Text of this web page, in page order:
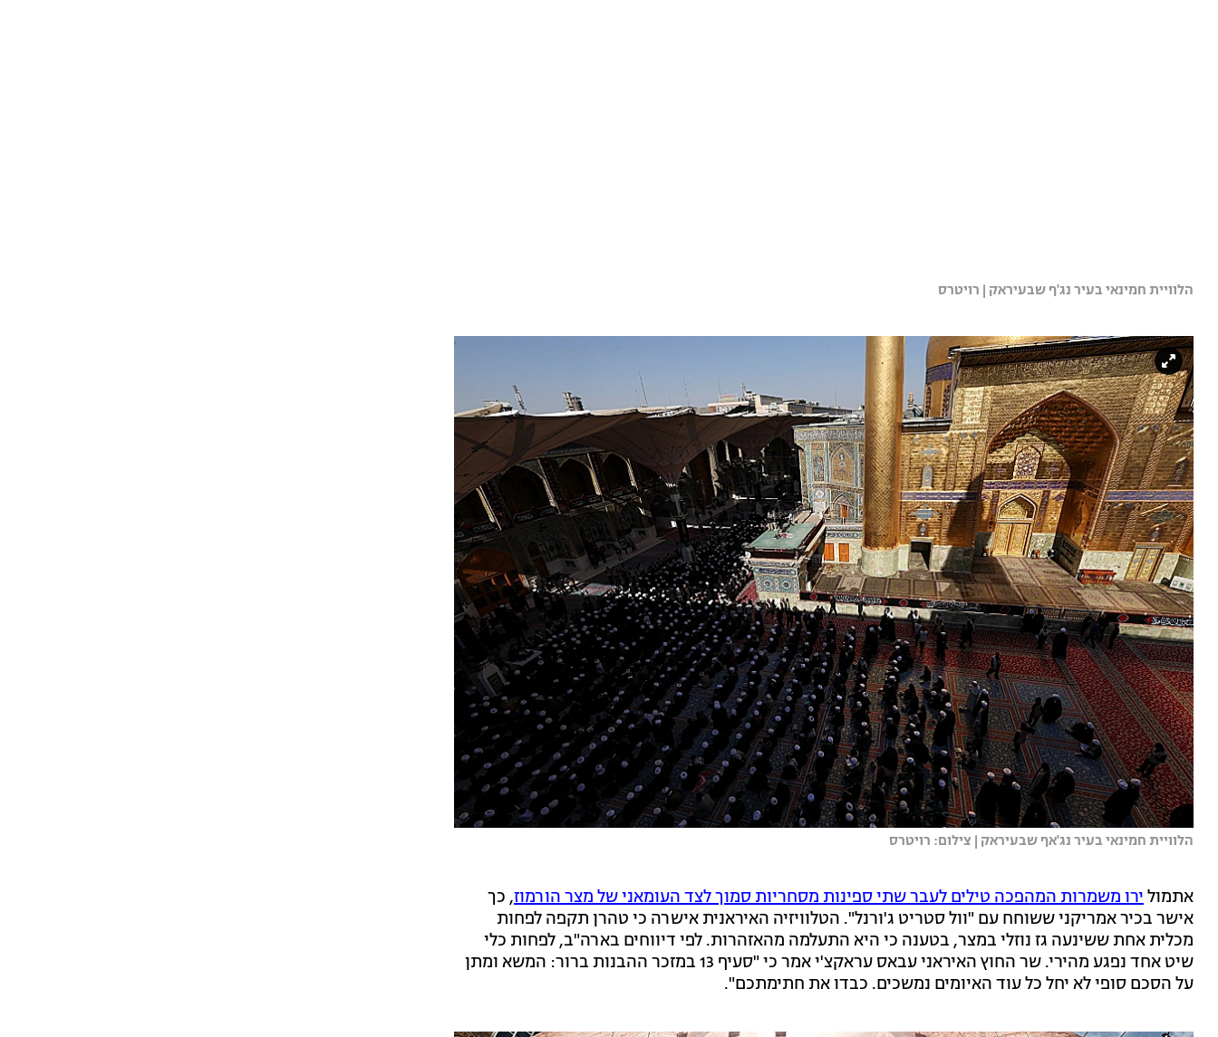
הלוויית חמינאי בעיר נג'ף שבעיראק | רויטרס
הלוויית חמינאי בעיר נג'אף שבעיראק | צילום: רויטרס
אתמולירו משמרות המהפכה טילים לעבר שתי ספינות מסחריות סמוך לצד העומאני של מצר הורמוז, כך
אישר בכיר אמריקני ששוחח עם "וול סטריט ג'ורנל". הטלוויזיה האיראנית אישרה כי טהרן תקפה לפחות
מכלית אחת ששינעה גז נוזלי במצר, בטענה כי היא התעלמה מהאזהרות. לפי דיווחים בארה"ב, לפחות כלי
שיט אחד נפגע מהירי. שר החוץ האיראני עבאס עראקצ'י אמר כי "סעיף 13 במזכר ההבנות ברור: המשא ומתן
על הסכם סופי לא יחל כל עוד האיומים נמשכים. כבדו את חתימתכם".